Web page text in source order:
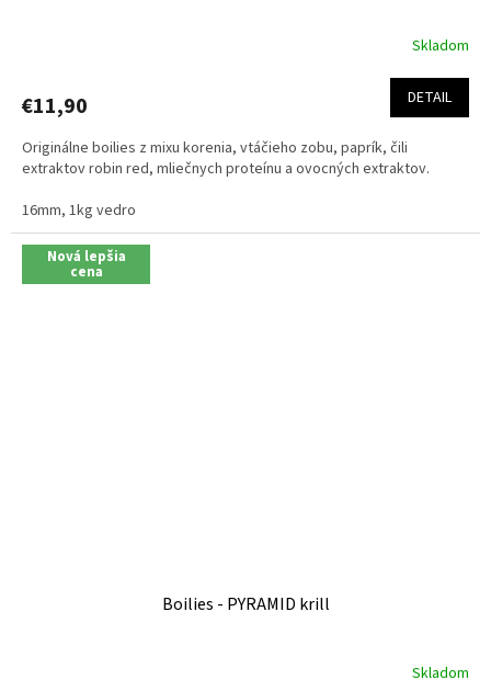
je
z
5
Skladom
€11,90 DETAIL
Originálne boilies z mixu korenia, vtáčieho zobu, paprík, čili
extraktov robin red, mliečnych proteínu a ovocných extraktov.
16mm, 1kg vedro
Nová lepšia
cena
Boilies - PYRAMID krill
Skladom